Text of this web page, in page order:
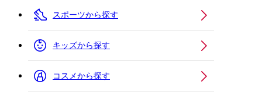
スポーツから探す
キッズから探す
コスメから探す